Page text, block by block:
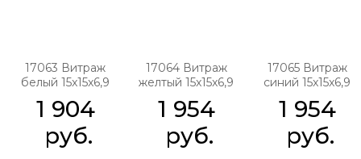
17063 Витраж
белый 15x15x6,9
1 904
руб.
17064 Витраж
желтый 15x15x6,9
1 954
руб.
17065 Витраж
синий 15x15x6,9
1 954
руб.